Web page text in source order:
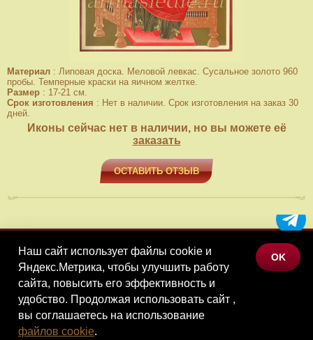
Материал : Липовая доска. Меловой левкас. Сусальное золото 960
пробы. Темперные краски на яичном желтке.
Размер : 17-21 см.
Срок изготовления : Нет в наличии. Срок изготовления на заказ 30
дней.
Иконы сейчас нет в наличии, но вы можете её
заказать
ОСТАВИТЬ ОТЗЫВ
МЕНЮ
КАТАЛОГ ТОВАРОВ
КОНТАКТЫ
Наш сайт использует файлы cookie и
Яндекс.Метрика, чтобы улучшить работу
сайта, повысить его эффективность и
удобство. Продолжая использовать сайт ,
вы соглашаетесь на использование
файлов cookie.
OK